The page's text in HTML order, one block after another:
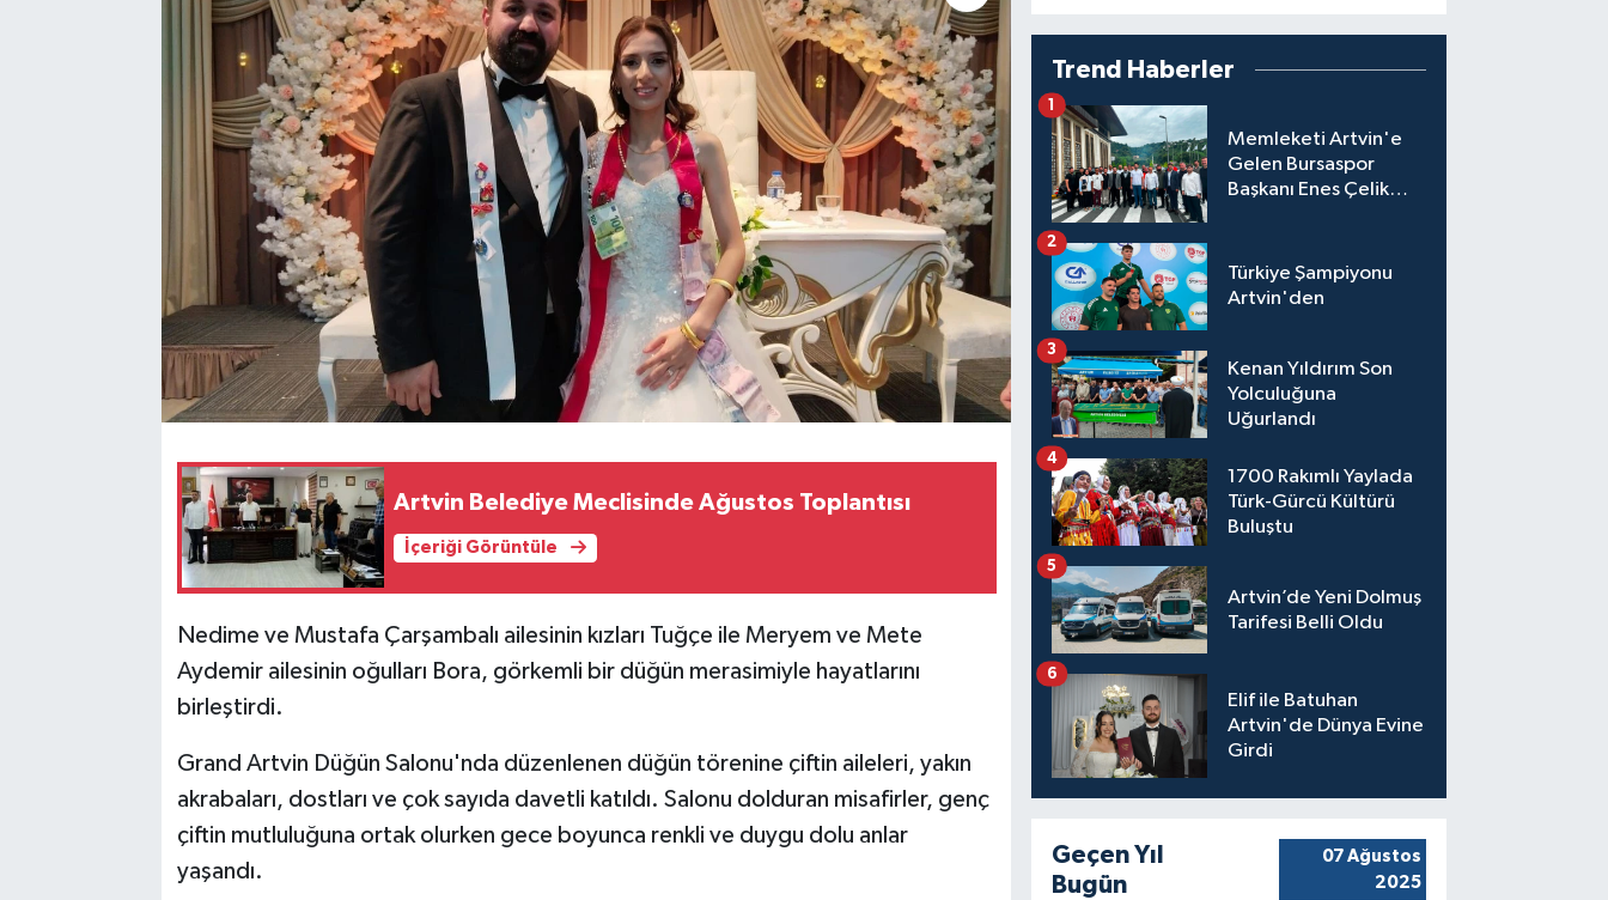
Artvin Belediye Meclisinde Ağustos Toplantısı
İçeriği Görüntüle
Nedime ve Mustafa Çarşambalı ailesinin kızları Tuğçe ile Meryem ve Mete
Aydemir ailesinin oğulları Bora, görkemli bir düğün merasimiyle hayatlarını
birleştirdi.
Grand Artvin Düğün Salonu'nda düzenlenen düğün törenine çiftin aileleri, yakın
akrabaları, dostları ve çok sayıda davetli katıldı. Salonu dolduran misafirler, genç
çiftin mutluluğuna ortak olurken gece boyunca renkli ve duygu dolu anlar
yaşandı.
Trend Haberler
Memleketi Artvin'e
Gelen Bursaspor
Başkanı Enes Çelik
1
Türkiye Şampiyonu
Artvin'den
2
Kenan Yıldırım Son
Yolculuğuna
Uğurlandı
3
1700 Rakımlı Yaylada
Türk-Gürcü Kültürü
Buluştu
4
Artvin’de Yeni Dolmuş
Tarifesi Belli Oldu
5
Elif ile Batuhan
Artvin'de Dünya Evine
Girdi
6
Geçen Yıl
Bugün
07 Ağustos
2025